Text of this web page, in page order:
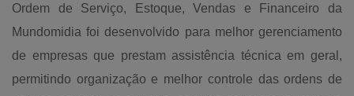
Ordem de Serviço, Estoque, Vendas e Financeiro da
Mundomidia foi desenvolvido para melhor gerenciamento
de empresas que prestam assistência técnica em geral,
permitindo organização e melhor controle das ordens de